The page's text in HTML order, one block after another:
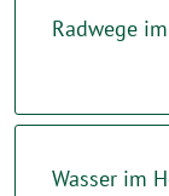
Radwege
Wasser im